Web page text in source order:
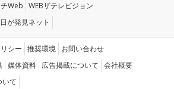
Web WEBザテレビジョン
が発見ネット
シー 推奨環境 お問い合わせ
媒体資料 広告掲載について 会社概要
いて